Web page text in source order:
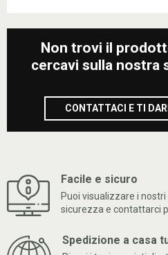
Non trovi il
cercavi sulla nostra
CONTATTACI E TI
Facile e sicuro
Puoi visualizzare i
sicurezza e contattarci
Spedizione a casa